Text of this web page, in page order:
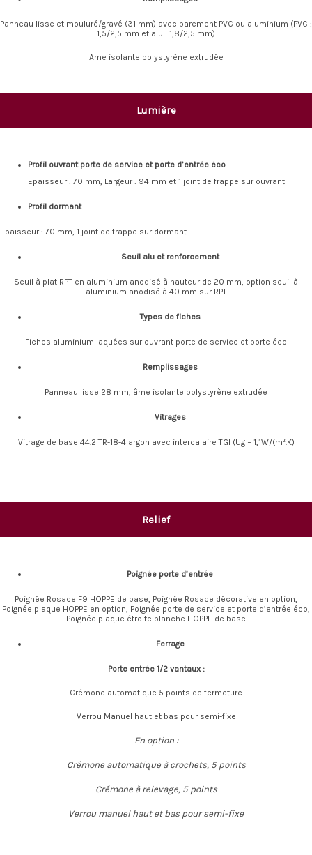
Panneau lisse et mouluré/gravé (31 mm) avec parement PVC ou aluminium (PVC :
1,5/2,5 mm et alu : 1,8/2,5 mm)
Ame isolante polystyrène extrudée
Lumière
Profil ouvrant porte de service et porte d’entrée éco
Epaisseur : 70 mm, Largeur : 94 mm et 1 joint de frappe sur ouvrant
Profil dormant
Epaisseur : 70 mm, 1 joint de frappe sur dormant
Seuil alu et renforcement
Seuil à plat RPT en aluminium anodisé à hauteur de 20 mm, option seuil à
aluminium anodisé à 40 mm sur RPT
Types de fiches
Fiches aluminium laquées sur ouvrant porte de service et porte éco
Remplissages
Panneau lisse 28 mm, âme isolante polystyrène extrudée
Vitrages
Vitrage de base 44.2ITR-18-4 argon avec intercalaire TGI (Ug = 1,1W/(m².K)
Relief
Poignée porte d’entrée
Poignée Rosace F9 HOPPE de base, Poignée Rosace décorative en option,
Poignée plaque HOPPE en option, Poignée porte de service et porte d’entrée éco,
Poignée plaque étroite blanche HOPPE de base
Ferrage
Porte entrée 1/2 vantaux :
Crémone automatique 5 points de fermeture
Verrou Manuel haut et bas pour semi-fixe
En option :
Crémone automatique à crochets, 5 points
Crémone à relevage, 5 points
Verrou manuel haut et bas pour semi-fixe